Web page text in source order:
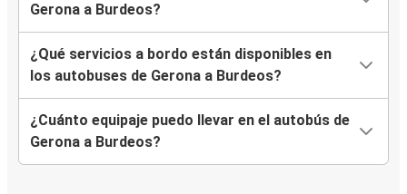
Gerona a Burdeos?
¿Qué servicios a bordo están disponibles en
los autobuses de Gerona a Burdeos?
¿Cuánto equipaje puedo llevar en el autobús de
Gerona a Burdeos?